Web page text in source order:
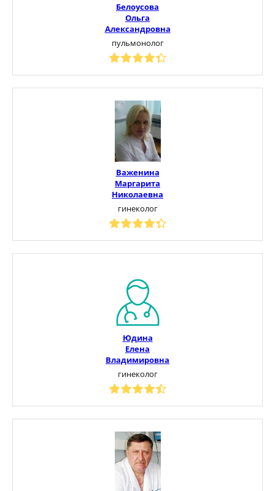
Белоусова
Ольга
Александровна
пульмонолог
Важенина
Маргарита
Николаевна
гинеколог
Юдина
Елена
Владимировна
гинеколог